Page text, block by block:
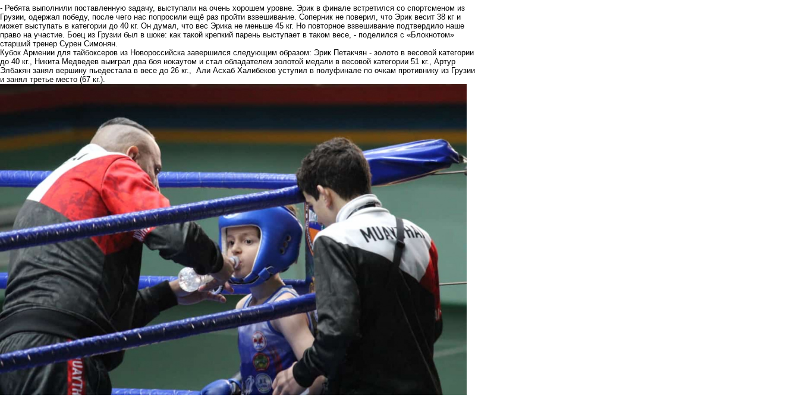
- Ребята выполнили поставленную задачу, выступали на очень хорошем уровне. Эрик в финале встретился со спортсменом из
Грузии, одержал победу, после чего нас попросили ещё раз пройти взвешивание. Соперник не поверил, что Эрик весит 38 кг и
может выступать в категории до 40 кг. Он думал, что вес Эрика не меньше 45 кг. Но повторное взвешивание подтвердило наше
право на участие. Боец из Грузии был в шоке: как такой крепкий парень выступает в таком весе, - поделился с «Блокнотом»
старший тренер Сурен Симонян.
Кубок Армении для тайбоксеров из Новороссийска завершился следующим образом: Эрик Петакчян - золото в весовой категории
до 40 кг., Никита Медведев выиграл два боя нокаутом и стал обладателем золотой медали в весовой категории 51 кг., Артур
Элбакян занял вершину пьедестала в весе до 26 кг., Али Асхаб Халибеков уступил в полуфинале по очкам противнику из Грузии
и занял третье место (67 кг.).